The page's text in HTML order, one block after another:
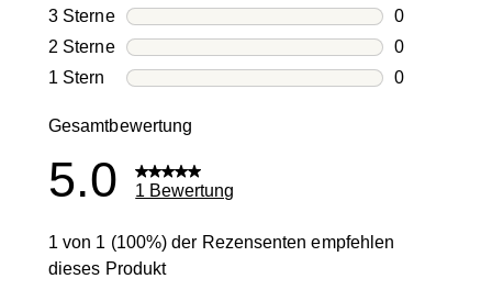
0
3 SterneSterne
0
0
2 SterneSterne
0
0
1 Stern Sterne
0
Gesamtbewertung
5.0 1 Bewertung
1 von 1 (100%) der Rezensenten empfehlen
dieses Produkt